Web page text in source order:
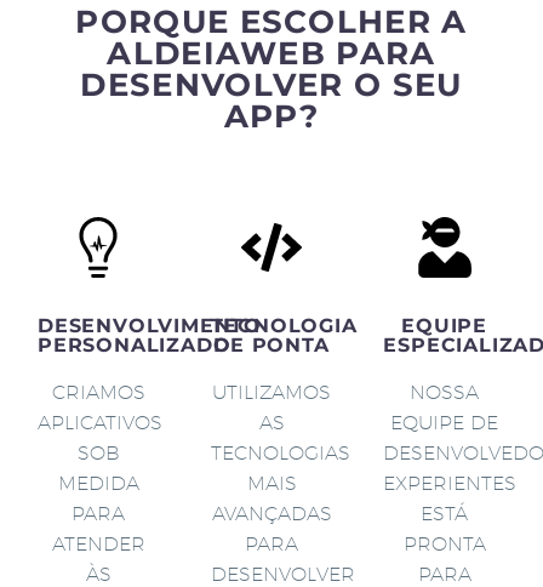
PORQUE ESCOLHER A
ALDEIAWEB PARA
DESENVOLVER O SEU
APP?
DESENVOLVIMENTO
PERSONALIZADO
CRIAMOS
APLICATIVOS
SOB
MEDIDA
PARA
ATENDER
ÀS
TECNOLOGIA
DE PONTA
UTILIZAMOS
AS
TECNOLOGIAS
MAIS
AVANÇADAS
PARA
DESENVOLVER
EQUIPE
NOSSA
EQUIPE DE
EXPERIENTES
ESTÁ
PRONTA
PARA